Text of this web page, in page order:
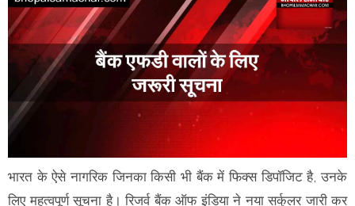
भारत के ऐसे नागरिक जिनका किसी भी बैंक में फिक्स डिपॉजिट है, उनके
लिए महत्वपूर्ण सूचना है। रिजर्व बैंक ऑफ इंडिया ने नया सर्कुलर जारी कर